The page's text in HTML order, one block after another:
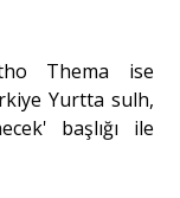
Thema ise
Yurtta sulh,
başlığı ile